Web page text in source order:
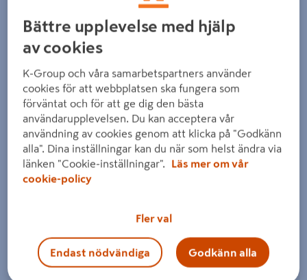
Detaljerad beskrivning finns i produktbeskrivningsområdet
Bättre upplevelse med hjälp
av cookies
K-Group och våra samarbetspartners använder
cookies för att webbplatsen ska fungera som
förväntat och för att ge dig den bästa
användarupplevelsen. Du kan acceptera vår
användning av cookies genom att klicka på "Godkänn
alla". Dina inställningar kan du när som helst ändra via
länken "Cookie-inställningar".
Läs mer om vår
cookie-policy
Fler val
Endast nödvändiga Godkänn alla